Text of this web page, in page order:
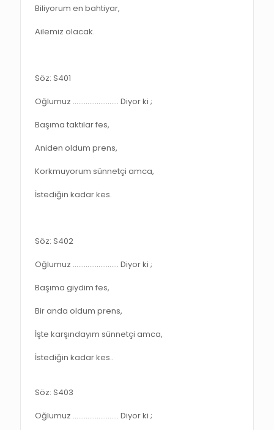
Biliyorum en bahtiyar,
Ailemiz olacak.
Söz: S401
Oğlumuz ……………………. Diyor ki ;
Başıma taktılar fes,
Aniden oldum prens,
Korkmuyorum sünnetçi amca,
İstediğin kadar kes.
Söz: S402
Oğlumuz ……………………. Diyor ki ;
Başıma giydim fes,
Bir anda oldum prens,
İşte karşındayım sünnetçi amca,
İstediğin kadar kes..
Söz: S403
Oğlumuz ……………………. Diyor ki ;